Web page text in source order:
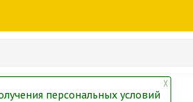
╳
персональных условий